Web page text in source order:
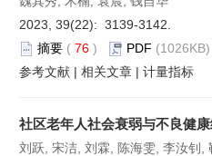
2023, 39(22): 3139-3142.
摘要 ( 76 ) PDF (1026KB)
参考文献 | 相关文章 | 计量指标
社区老年人社会衰弱与不良健
刘跃, 宋洁, 刘霖, 陈海雯, 李汝钊,